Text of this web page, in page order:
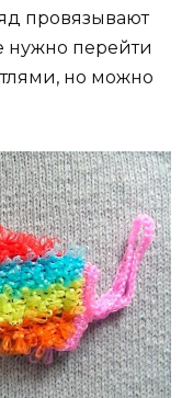
провязывают
нужно перейти
но можно